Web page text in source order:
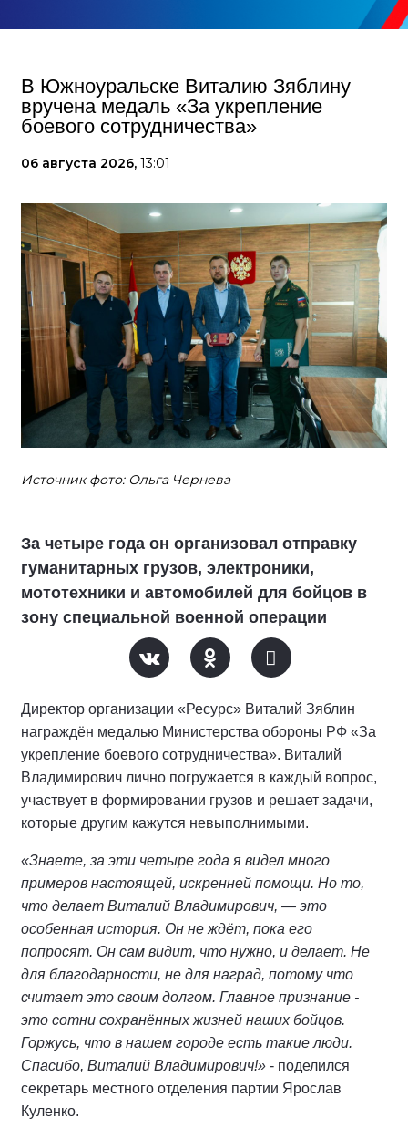
В Южноуральске Виталию Зяблину
вручена медаль «За укрепление
боевого сотрудничества»
06 августа 2026, 13:01
Источник фото: Ольга Чернева
За четыре года он организовал отправку
гуманитарных грузов, электроники,
мототехники и автомобилей для бойцов в
зону специальной военной операции
Директор организации «Ресурс» Виталий Зяблин
награждён медалью Министерства обороны РФ «За
укрепление боевого сотрудничества». Виталий
Владимирович лично погружается в каждый вопрос,
участвует в формировании грузов и решает задачи,
которые другим кажутся невыполнимыми.
«Знаете, за эти четыре года я видел много
примеров настоящей, искренней помощи. Но то,
что делает Виталий Владимирович, — это
особенная история. Он не ждёт, пока его
попросят. Он сам видит, что нужно, и делает. Не
для благодарности, не для наград, потому что
считает это своим долгом. Главное признание -
это сотни сохранённых жизней наших бойцов.
Горжусь, что в нашем городе есть такие люди.
Спасибо, Виталий Владимирович!» - поделился
секретарь местного отделения партии Ярослав
Куленко.